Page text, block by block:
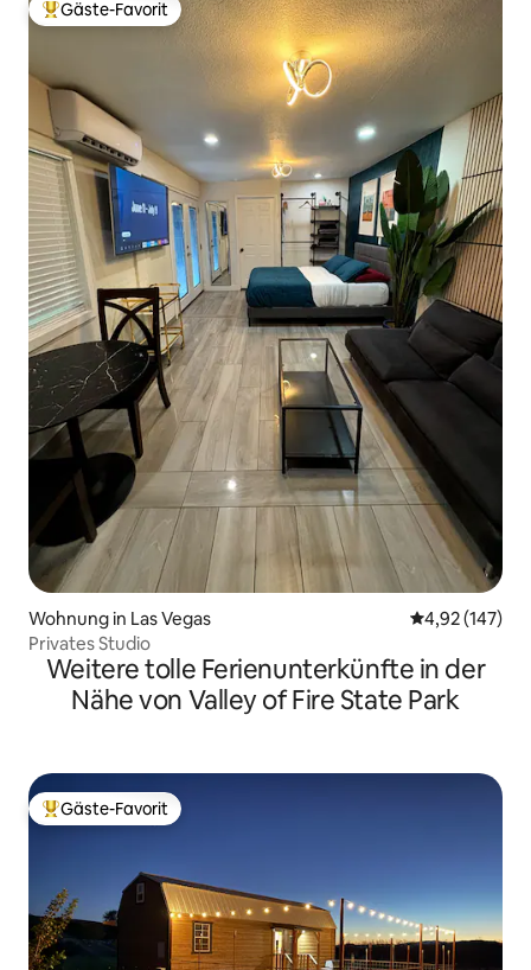
Beliebter Gäste-Favorit.
Gäste-Favorit
Wohnung in Las Vegas
4,92 (147)
Privates Studio
Weitere tolle Ferienunterkünfte in der
Nähe von Valley of Fire State Park
Beliebter Gäste-Favorit.
Gäste-Favorit